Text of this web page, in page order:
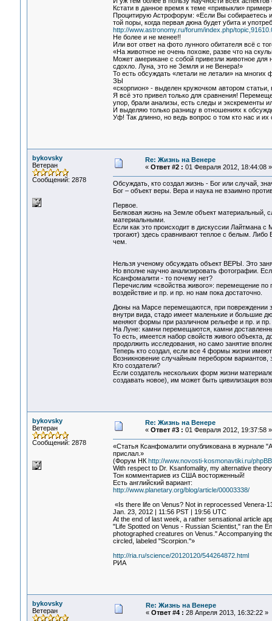
Кстати в данное время к теме «привыкли»
Процитирую Астрофорум: «Если Вы собираетесь
той поры, когда первая дюна будет убита и
http://www.astronomy.ru/forum/index.php/
Не более и не менее!!
Или вот ответ на фото лунного обитателя всё с
«На животное не очень похоже, разве что на
Может американе с собой привезли животное
сдохло. Луна, это не Земля и не Венера!»
То есть обсуждать «летали не летали» на
ЗЫ
«скорпион» - выделен кружочком автором
Я всё это привел только для сравнения!
упор, брали анализы, есть следы и экскременты
И выделяю только разницу в отношениях к
Уф! Так длинно, но ведь вопрос о том кто нас и
bykovsky
Ветеран
Сообщений: 2878
Re: Жизнь на Венере
« Ответ #2 : 01 Февраля 2012, 18:44:08 »
Обсуждать, кто создал жизнь - Бог или случай,
Бог – объект веры. Вера и наука не взаимно
Первое.
Белковая жизнь на Земле объект материальный,
материальными.
Если как это происходит в дискуссии Лайтмана
трогают) здесь сравнивают теплое с белым. Либо
чем.
Нельзя ученому обсуждать объект ВЕРЫ. Это
Но вполне научно анализировать фотографии.
Ксанфомалити - то почему нет?
Перечислим «свойства живого»: перемещение
воздействие и пр. и пр. но нам пока достаточно.
Дюны на Марсе перемещаются, при повреждении
внутри вида, стадо имеет маленькие и большие
меняют формы при различном рельефе и пр. и пр.
На Луне: камни перемещаются, камни
То есть, имеется набор свойств живого объекта,
продолжить исследования, но само занятие
Теперь кто создал, если все 4 формы жизни
Возникновение случайным перебором
Кто создатели?
Если создатель нескольких форм жизни
создавать новое), им может быть цивилизация
bykovsky
Ветеран
Сообщений: 2878
Re: Жизнь на Венере
« Ответ #3 : 01 Февраля 2012, 19:37:58 »
«Статья Ксанфомалити опубликована в журнале
прислал.»
(Форум НК http://www.novosti-kosmonavtiki.ru/
With respect to Dr. Ksanfomality, my alternative
Тон комментариев из США восторженный!
Есть английский вариант:
http://www.planetary.org/blog/article/00003338/
«Is there life on Venus? Not in reprocessed Venera-
Jan. 23, 2012 | 11:56 PST | 19:56 UTC
At the end of last week, a rather sensational article
"Life Spotted on Venus - Russian Scientist," ran the
photographed creatures on Venus." Accompanying
circled, labeled "Scorpion."»
http://ria.ru/science/20120120/544264872.html
РИА
bykovsky
Ветеран
Re: Жизнь на Венере
« Ответ #4 : 28 Апреля 2013, 16:32:22 »